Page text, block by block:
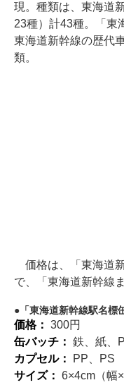
現。種類は、東海道
23種）計43種。「東
東海道新幹線の歴代
類。
価格は、「東海道
で、「東海道新幹線
「東海道新幹線駅名標
価格： 300円
缶バッチ： 鉄、紙、
カプセル：
PP、PS
サイズ： 6×4cm（幅×